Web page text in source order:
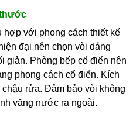
hợp với phong cách thiết kế
đại nên chọn vòi dáng
giản. Phòng bếp cổ điển nên
phong cách cổ điển. Kích
rửa. Đảm bảo vòi không
văng nước ra ngoài.